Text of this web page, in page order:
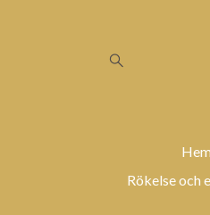
Hem
Rökelse och